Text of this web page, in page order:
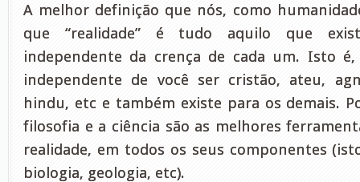
A melhor definição que nós, como
que “realidade” é tudo aquilo que
independente da crença de cada um. Isto
independente de você ser cristão, ateu,
hindu, etc e também existe para os demais.
filosofia e a ciência são as melhores
realidade, em todos os seus componentes
biologia, geologia, etc).